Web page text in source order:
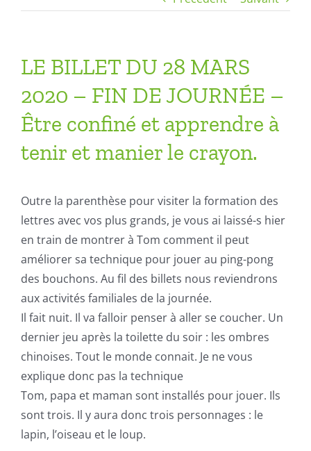
LE BILLET DU 28 MARS
2020 – FIN DE JOURNÉE –
Être confiné et apprendre à
tenir et manier le crayon.
Outre la parenthèse pour visiter la formation des
lettres avec vos plus grands, je vous ai laissé-s hier
en train de montrer à Tom comment il peut
améliorer sa technique pour jouer au ping-pong
des bouchons. Au fil des billets nous reviendrons
aux activités familiales de la journée.
Il fait nuit. Il va falloir penser à aller se coucher. Un
dernier jeu après la toilette du soir : les ombres
chinoises. Tout le monde connait. Je ne vous
explique donc pas la technique
Tom, papa et maman sont installés pour jouer. Ils
sont trois. Il y aura donc trois personnages : le
lapin, l’oiseau et le loup.